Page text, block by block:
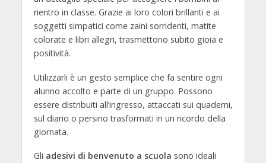
rientro in classe. Grazie ai loro colori brillanti e ai
soggetti simpatici come zaini sorridenti, matite
colorate e libri allegri, trasmettono subito gioia e
positività.
Utilizzarli è un gesto semplice che fa sentire ogni
alunno accolto e parte di un gruppo. Possono
essere distribuiti all’ingresso, attaccati sui quaderni,
sul diario o persino trasformati in un ricordo della
giornata.
Gli adesivi di benvenuto a scuola sono ideali